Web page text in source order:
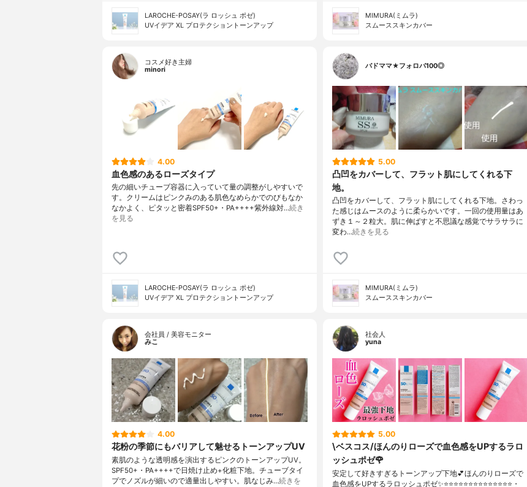
LAROCHE-POSAY(ラ ロッシュ ポゼ)
UVイデア XL プロテクショントーンアップ
MIMURA(ミムラ)
スムーススキンカバー
コスメ好き主婦
minori
4.00
血色感のあるローズタイプ
先の細いチューブ容器に入っていて量の調整がしやすいで
す。クリームはピンクみのある肌色なめらかでのびもなか
なかよく、ピタッと密着SPF50+・PA++++紫外線対…続き
を見る
LAROCHE-POSAY(ラ ロッシュ ポゼ)
UVイデア XL プロテクショントーンアップ
バドママ★フォロバ100◎
5.00
凸凹をカバーして、フラット肌にしてくれる下
地。
凸凹をカバーして、フラット肌にしてくれる下地。さわっ
た感じはムースのように柔らかいです。一回の使用量はあ
ずき１～２粒大。肌に伸ばすと不思議な感覚でサラサラに
変わ…続きを見る
MIMURA(ミムラ)
スムーススキンカバー
会社員 / 美容モニター
みこ
4.00
花粉の季節にもバリアして魅せるトーンアップUV
素肌のような透明感を演出するピンクのトーンアップUV。
SPF50+・PA++++で日焼け止め+化粧下地。チューブタイ
プでノズルが細いので適量出しやすい。肌なじみ…続きを
社会人
yuna
5.00
\ベスコス/ほんのりローズで血色感をUPするラロ
ッシュポゼ🌹
安定して好きすぎるトーンアップ下地💕ほんのりローズで
血色感をUPするラロッシュポゼ✨⭐️⭐️⭐️⭐️⭐️⭐️⭐️⭐️⭐️⭐️⭐️⭐️⭐️⭐️・